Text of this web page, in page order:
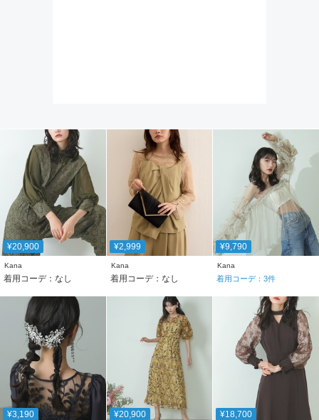
¥20,900
Kana
着用コーデ：なし
¥2,999
Kana
着用コーデ：なし
¥9,790
Kana
着用コーデ：3件
¥3,190 ¥20,900 ¥18,700